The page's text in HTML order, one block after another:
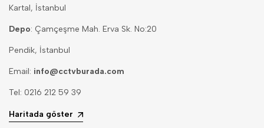
Kartal, İstanbul
Depo: Çamçeşme Mah. Erva Sk. No:20
Pendik, İstanbul
Email: info@cctvburada.com
Tel: 0216 212 59 39
Haritada göster